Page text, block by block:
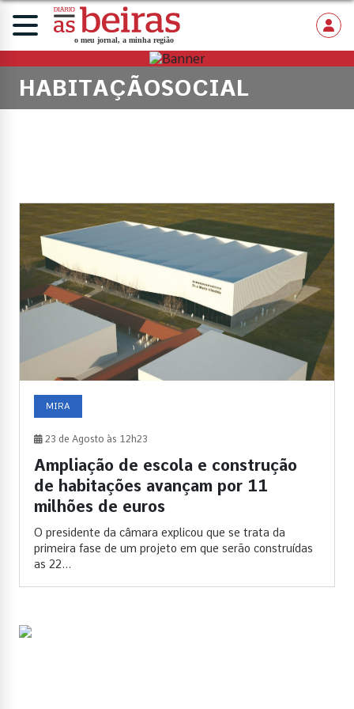
HABITAÇÃOSOCIAL
MIRA
23 de Agosto às 12h23
Ampliação de escola e construção
de habitações avançam por 11
milhões de euros
O presidente da câmara explicou que se trata da
primeira fase de um projeto em que serão construídas
as 22...